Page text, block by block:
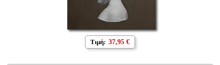
Τιμή: 37,95 €